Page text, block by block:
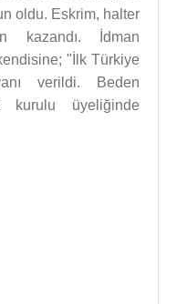
oldu. Eskrim, halter
kazandı. İdman
"İlk Türkiye
verildi. Beden
kurulu üyeliğinde